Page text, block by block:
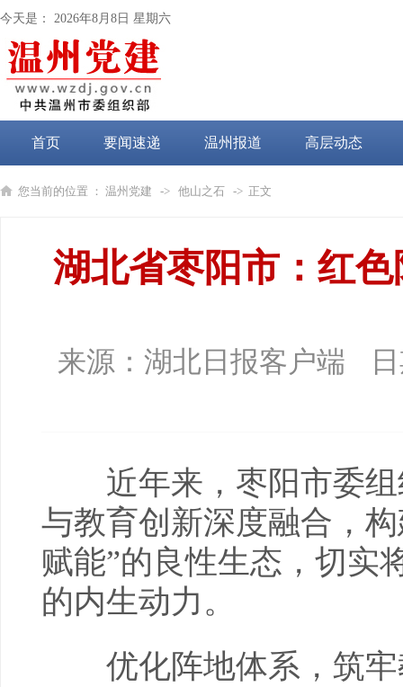
今天是： 2026年8月8日 星期六
首页 要闻速递 温州报道 高层动态
党纪学习教育
您当前的位置 ： 温州党建 -> 他山之石 -> 正文
湖北省枣阳市：红
来源： 湖北日报客户端
近年来，枣阳市委组
与教育创新深度融合，
赋能”的良性生态，切实
的内生动力。
优化阵地体系，筑牢